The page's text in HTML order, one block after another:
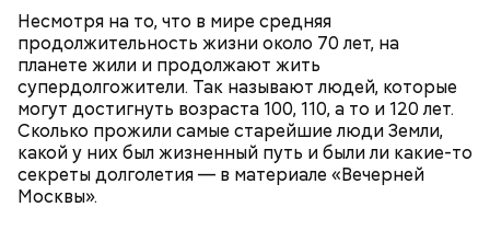
Несмотря на то, что в мире средняя
продолжительность жизни около 70 лет, на
планете жили и продолжают жить
супердолгожители. Так называют людей, которые
могут достигнуть возраста 100, 110, а то и 120 лет.
Сколько прожили самые старейшие люди Земли,
какой у них был жизненный путь и были ли какие-то
секреты долголетия — в материале «Вечерней
Москвы».
Фото: public domain